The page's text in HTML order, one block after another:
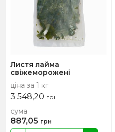
Листя лайма
свіжеморожені
ціна за 1 кг
3 548,20 грн
сума
887,05 грн